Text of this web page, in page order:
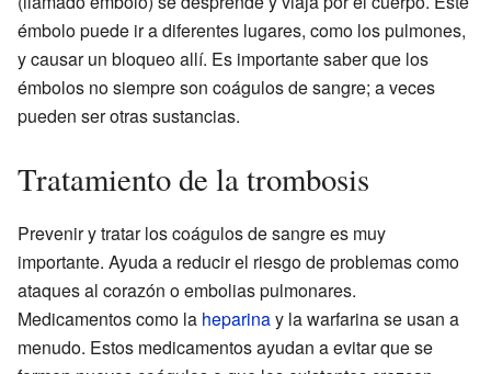
émbolo puede ir a diferentes lugares, como los pulmones,
y causar un bloqueo allí. Es importante saber que los
émbolos no siempre son coágulos de sangre; a veces
pueden ser otras sustancias.
Tratamiento de la trombosis
Prevenir y tratar los coágulos de sangre es muy
importante. Ayuda a reducir el riesgo de problemas como
ataques al corazón o embolias pulmonares.
Medicamentos como la heparinay la warfarina se usan a
menudo. Estos medicamentos ayudan a evitar que se